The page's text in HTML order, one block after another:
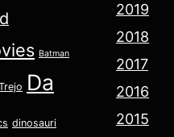
Batman
Da
dinosauri
2019
2018
2017
2016
2015